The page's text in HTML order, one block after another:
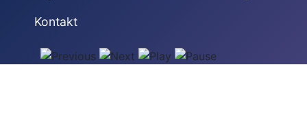
Kontakt